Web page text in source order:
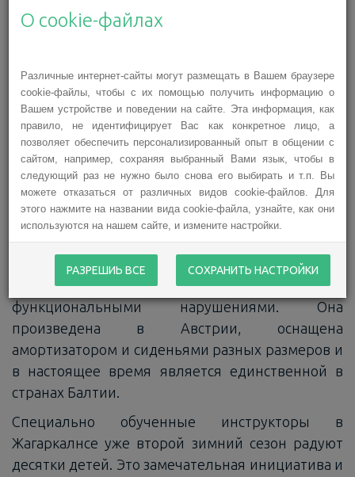
Мы рады, что смогли поддержать
аппарата и тяжелыми диагнозами возможность
наслаждаться зимними радостями в снежные
месяцы, катаясь по заснеженному склону. Точно
так же, как это делают здоровые дети на лыжах
или санках.
В 2022 году Латвийская ассоциация
инструкторов по лыжам и сноуборду и лыжная
школа Жагаркалнс организовали приобретение
новой и современной сидячей лыжи,
специально предназначенной для людей с
функциональными нарушениями. Она
произведена в Австрии, оснащена
амортизатором и сиденьями разных размеров и
в настоящее время является единственной в
странах Балтии.
Специально обученные инструкторы в
Жагаркалнсе уже второй зимний сезон радуют
десятки детей. Это замечательная инициатива и
О cookie-файлах
Различные интернет-сайты могут размещать в Вашем браузере
cookie-файлы, чтобы с их помощью получить информацию о
Вашем устройстве и поведении на сайте. Эта информация, как
правило, не идентифицирует Вас как конкретное лицо, а
позволяет обеспечить персонализированный опыт в общении с
сайтом, например, сохраняя выбранный Вами язык, чтобы в
следующий раз не нужно было снова его выбирать и т.п. Вы
можете отказаться от различных видов cookie-файлов. Для
этого нажмите на названии вида cookie-файла, узнайте, как они
используются на нашем сайте, и измените настройки.
РАЗРЕШИЬ ВСЕ СОХРАНИТЬ НАСТРОЙКИ